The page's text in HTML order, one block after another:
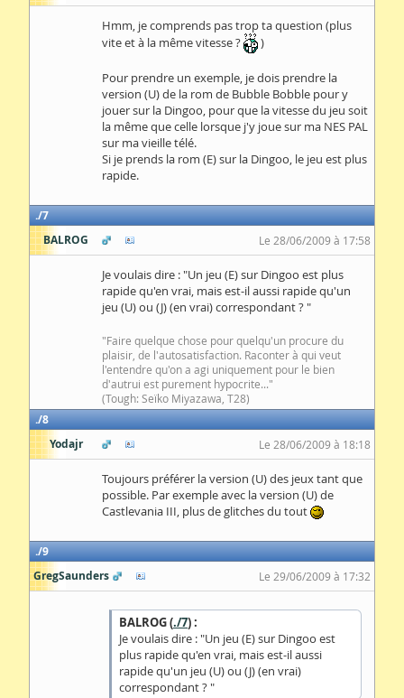
Hmm, je comprends pas trop ta question (plus
vite et à la même vitesse ?
)
Pour prendre un exemple, je dois prendre la
version (U) de la rom de Bubble Bobble pour y
jouer sur la Dingoo, pour que la vitesse du jeu soit
la même que celle lorsque j'y joue sur ma NES PAL
sur ma vieille télé.
Si je prends la rom (E) sur la Dingoo, le jeu est plus
rapide.
7
BALROG
Le 28/06/2009 à 17:58
Je voulais dire : "Un jeu (E) sur Dingoo est plus
rapide qu'en vrai, mais est-il aussi rapide qu'un
jeu (U) ou (J) (en vrai) correspondant ? "
"Faire quelque chose pour quelqu'un procure du
plaisir, de l'autosatisfaction. Raconter à qui veut
l'entendre qu'on a agi uniquement pour le bien
d'autrui est purement hypocrite..."
(Tough: Seïko Miyazawa, T28)
8
Yodajr
Le 28/06/2009 à 18:18
Toujours préférer la version (U) des jeux tant que
possible. Par exemple avec la version (U) de
Castlevania III, plus de glitches du tout
9
GregSaunders
Le 29/06/2009 à 17:32
BALROG (./7) :
Je voulais dire : "Un jeu (E) sur Dingoo est
plus rapide qu'en vrai, mais est-il aussi
rapide qu'un jeu (U) ou (J) (en vrai)
correspondant ? "